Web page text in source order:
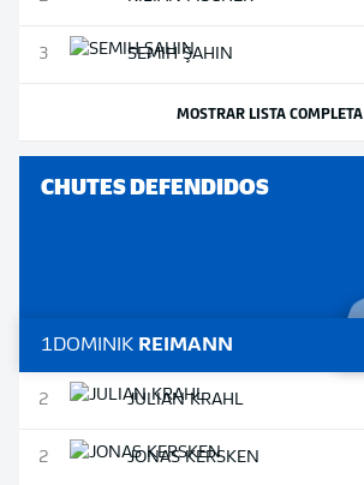
3 SEMIHŞAHIN
MOSTRAR LISTA COMPLETA
CHUTES DEFENDIDOS
1DOMINIK REIMANN
2 JULIANKRAHL
2 JONASKERSKEN